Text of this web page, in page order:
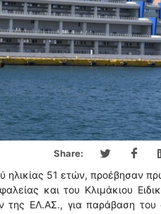
Share:
ηλικίας 51 ετών, προέβησαν
και του Κλιμάκιου
της ΕΛ.ΑΣ., για παράβαση